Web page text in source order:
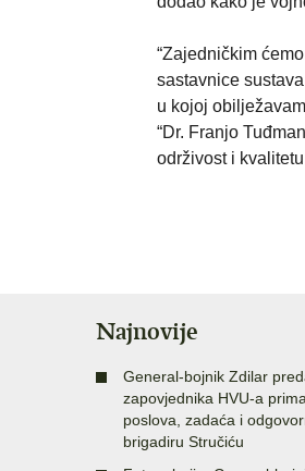
“Zajedničkim
sastavnice
u kojoj
“Dr. Franjo
održivost i
Najnovije
General-bojnik Zdilar
zapovjednika HVU-a
poslova, zadaća i
brigadiru Stručiću